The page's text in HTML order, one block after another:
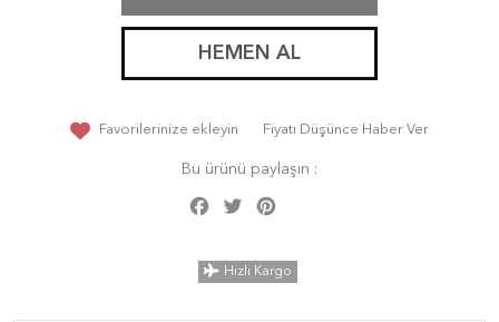
HEMEN AL
Favorilerinize ekleyin Fiyatı Düşünce Haber Ver
Bu ürünü paylaşın :
Facebook
Twitter
Hızlı Kargo